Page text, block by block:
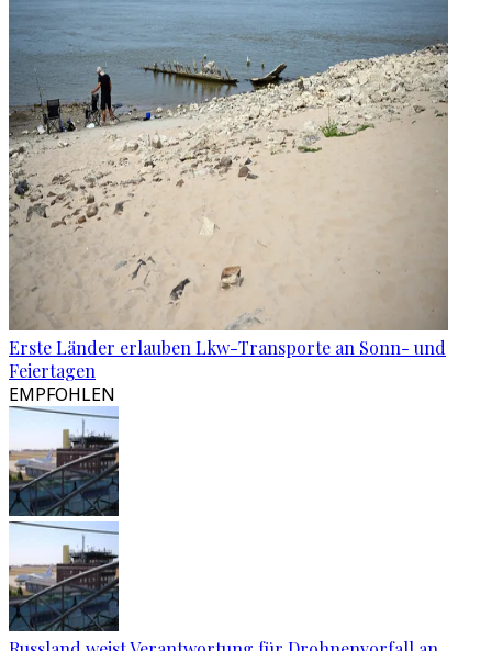
Erste Länder erlauben Lkw-Transporte an Sonn- und
Feiertagen
EMPFOHLEN